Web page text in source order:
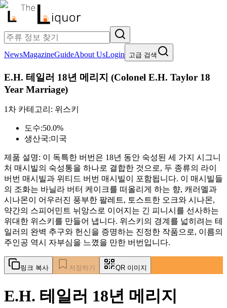
NewsMagazineGuideAbout UsLogin 고급 검색
E.H. 테일러 18년 메리지 (Colonel E.H. Taylor 18
Year Marriage)
1차 카테고리: 위스키
도수:50.0%
생산국:미국
제품 설명: 이 독특한 버번은 18년 동안 숙성된 세 가지 시그니
처 매시빌의 숙성통을 하나로 결합한 것으로, 두 종류의 라이
버번 매시빌과 위티드 버번 매시빌이 포함됩니다. 이 매시빌들
의 조화는 바닐라 버터 케이크를 떠올리게 하는 향, 캐러멜과
시나몬이 어우러진 풍부한 팔레트, 토스트한 오크와 시나몬,
약간의 스피어민트 뉘앙스로 이어지는 긴 피니시를 선사하는
위대한 위스키를 만들어 냅니다. 위스키의 경계를 넓히려는 테
일러의 완벽 추구와 헌신을 증명하는 진정한 작품으로, 이름의
주인공 역시 자부심을 느꼈을 만한 버번입니다.
링크 복사 저장하기 QR 이미지
E.H. 테일러 18년 메리지